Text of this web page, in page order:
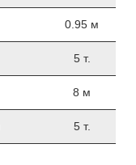
0.95 м
5 т.
8 м
5 т.